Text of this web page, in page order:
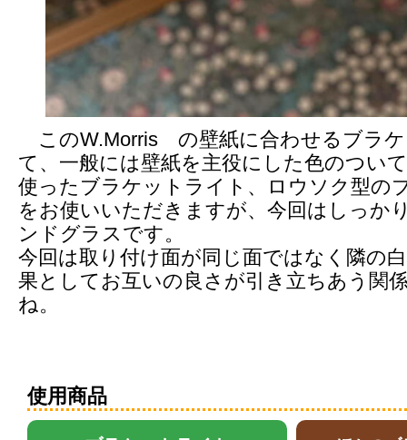
このW.Morris の壁紙に合わせるブラ
て、一般には壁紙を主役にした色のつい
使ったブラケットライト、ロウソク型の
をお使いいただきますが、今回はしっか
ンドグラスです。
今回は取り付け面が同じ面ではなく隣の
果としてお互いの良さが引き立ちあう関
ね。
使用商品